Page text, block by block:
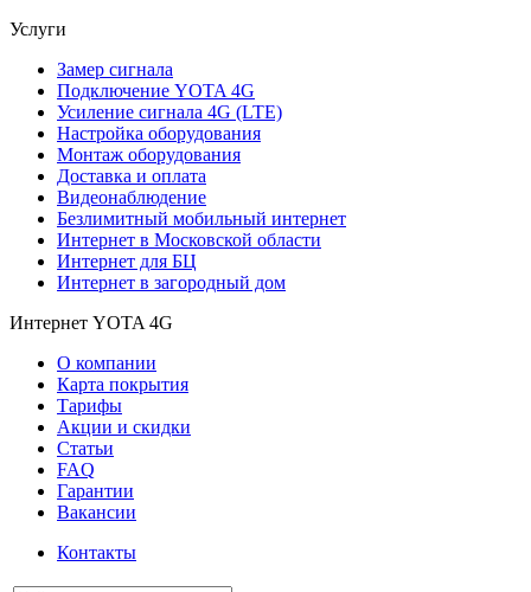
Услуги
Замер сигнала
Подключение YOTA 4G
Усиление сигнала 4G (LTE)
Настройка оборудования
Монтаж оборудования
Доставка и оплата
Видеонаблюдение
Безлимитный мобильный интернет
Интернет в Московской области
Интернет для БЦ
Интернет в загородный дом
Интернет YOTA 4G
О компании
Карта покрытия
Тарифы
Акции и скидки
Статьи
FAQ
Гарантии
Вакансии
Контакты